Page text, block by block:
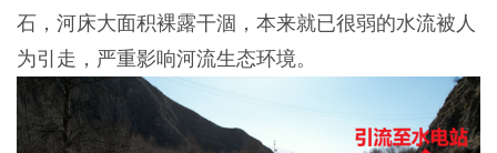
石，河床大面积裸露干涸，本来就已很弱的水流被人
为引走，严重影响河流生态环境。